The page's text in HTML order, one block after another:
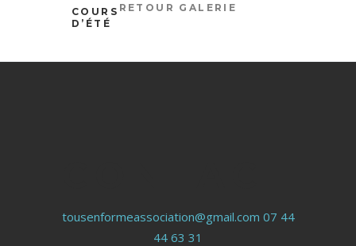
COURS
D’ÉTÉ
RETOUR GALERIE
tousenformeassociation@gmail.com 07 44
44 63 31